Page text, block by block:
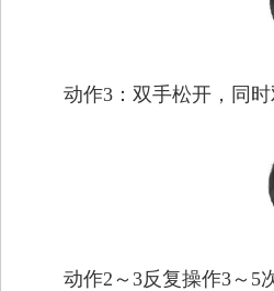
动作3：双手松开，同
动作2～3反复操作3～5